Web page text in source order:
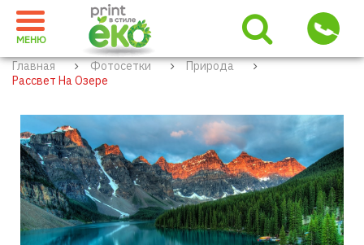
МЕНЮ
Главная Фотосетки
Природа
Рассвет На Озере